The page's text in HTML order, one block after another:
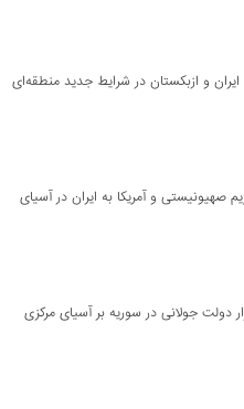
ایران و ازبکستان در شرایط جدید منطقه‌ای
صهیونیستی و آمریکا به ایران در آسیای
دولت جولانی در سوریه بر آسیای مرکزی